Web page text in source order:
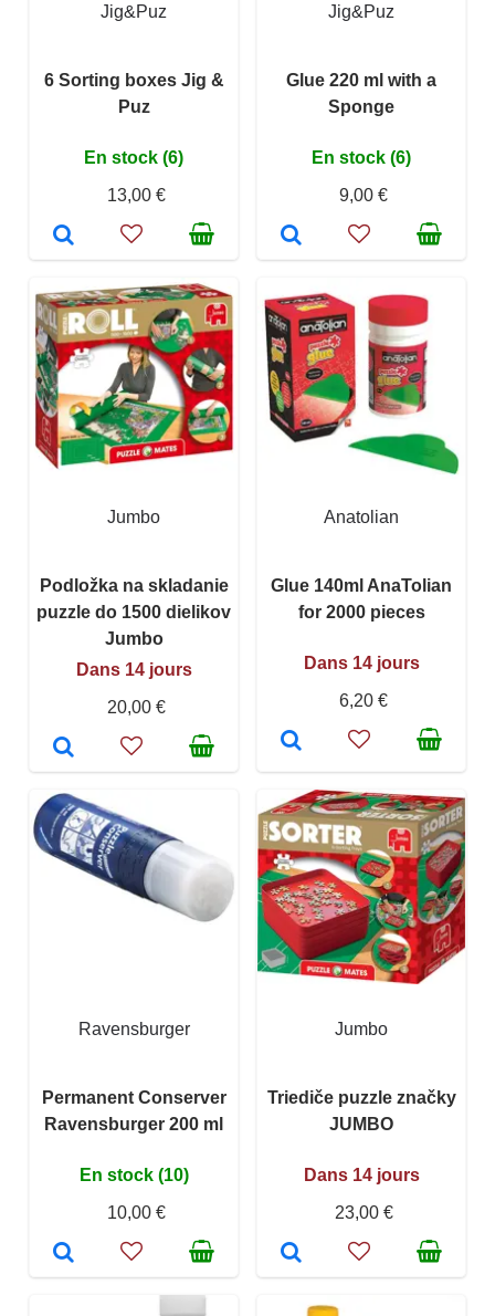
Jig&Puz
6 Sorting boxes Jig &
Puz
En stock (6)
13,00 €
Jig&Puz
Glue 220 ml with a
Sponge
En stock (6)
9,00 €
Jumbo
Podložka na skladanie
puzzle do 1500 dielikov
Jumbo
Dans 14 jours
20,00 €
Anatolian
Glue 140ml AnaTolian
for 2000 pieces
Dans 14 jours
6,20 €
Ravensburger
Permanent Conserver
Ravensburger 200 ml
En stock (10)
10,00 €
Jumbo
Triediče puzzle značky
JUMBO
Dans 14 jours
23,00 €